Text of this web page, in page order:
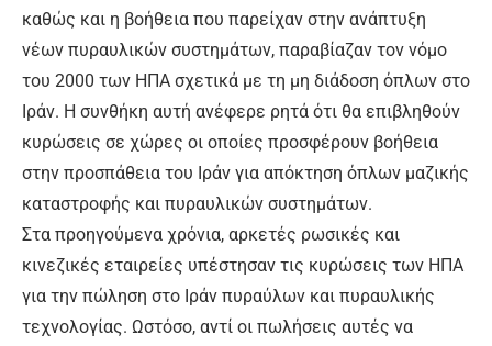
καθώς και η βοήθεια που παρείχαν στην ανάπτυξη
νέων πυραυλικών συστημάτων, παραβίαζαν τον νόμο
του 2000 των ΗΠΑ σχετικά με τη μη διάδοση όπλων στο
Ιράν. Η συνθήκη αυτή ανέφερε ρητά ότι θα επιβληθούν
κυρώσεις σε χώρες οι οποίες προσφέρουν βοήθεια
στην προσπάθεια του Ιράν για απόκτηση όπλων μαζικής
καταστροφής και πυραυλικών συστημάτων.
Στα προηγούμενα χρόνια, αρκετές ρωσικές και
κινεζικές εταιρείες υπέστησαν τις κυρώσεις των ΗΠΑ
για την πώληση στο Ιράν πυραύλων και πυραυλικής
τεχνολογίας. Ωστόσο, αντί οι πωλήσεις αυτές να